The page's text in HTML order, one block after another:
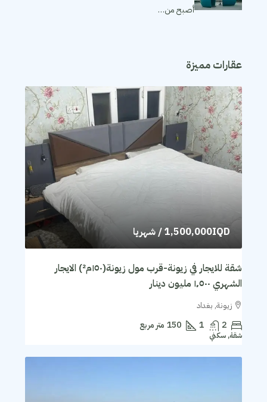
أصبح من…
عقارات مميزة
1,500,000IQD/ شهريا
شقة للايجار في زيونة-قرب مول زيونة(١٥٠م²) الايجار
الشهري ١٬٥٠٠ مليون دينار
زيونة, بغداد
2
1
150 متر مربع
شقة, سكني